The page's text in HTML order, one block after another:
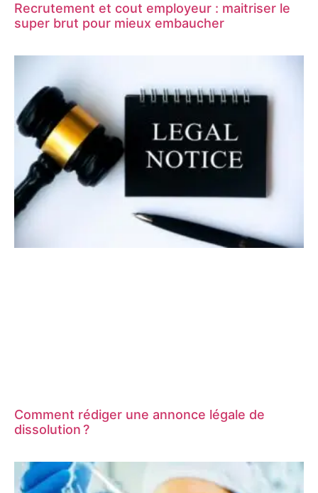
Recrutement et cout employeur : maitriser le
super brut pour mieux embaucher
Comment rédiger une annonce légale de
dissolution ?